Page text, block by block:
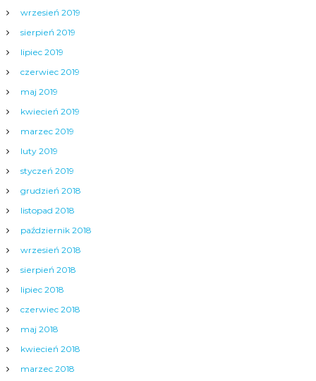
wrzesień 2019
sierpień 2019
lipiec 2019
czerwiec 2019
maj 2019
kwiecień 2019
marzec 2019
luty 2019
styczeń 2019
grudzień 2018
listopad 2018
październik 2018
wrzesień 2018
sierpień 2018
lipiec 2018
czerwiec 2018
maj 2018
kwiecień 2018
marzec 2018